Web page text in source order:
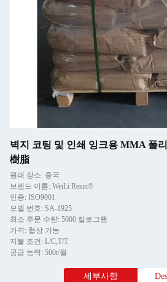
벽지 코팅 및 인쇄 잉크용 MMA 폴
樹脂
원래 장소: 중국
브랜드 이름: WeiLi Resin®
인증: ISO9001
모델 번호: SA-1925
최소 주문 수량: 5000 킬로그램
가격: 협상 가능
지불 조건: L/C,T/T
공급 능력: 500t/월
세부사항